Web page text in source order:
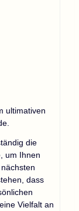
ultimativen
die
um Ihnen
dass
Vielfalt an